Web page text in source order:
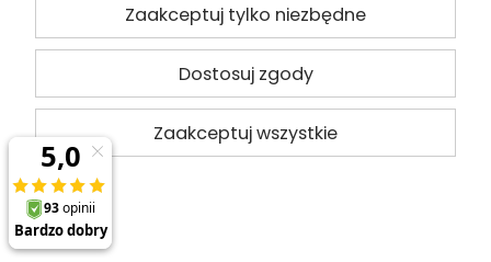
Skarpetki kolarskie Luxa Born To Climb Black
44,91 zł
Cena regularna:
Najniższa cena z 30 dni przed obniżką:
Zaakceptuj tylko niezbędne
Dostosuj zgody
Zaakceptuj wszystkie